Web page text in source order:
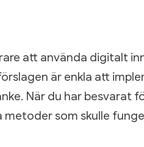
att använda digitalt
är enkla att
När du har besvarat
som skulle